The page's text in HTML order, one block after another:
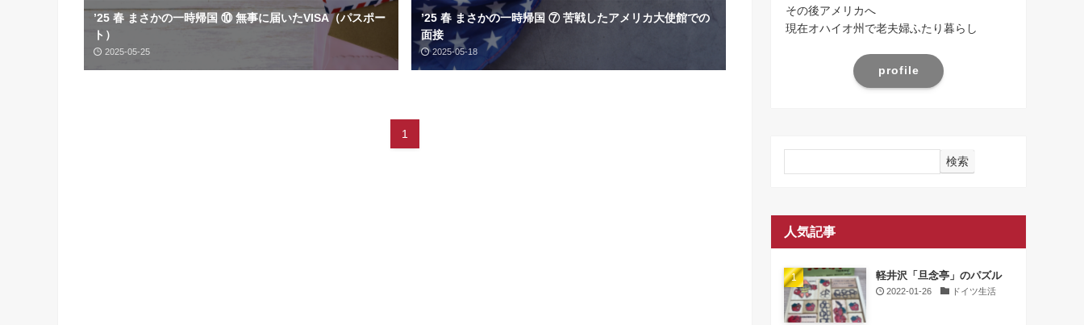
’25 春 まさかの一時帰国 ⑩ 無事に届いたVISA（パスポー
ト）
2025-05-25
’25 春 まさかの一時帰国 ⑦ 苦戦したアメリカ大使館での
面接
2025-05-18
1
その後アメリカへ
現在オハイオ州で老夫婦ふたり暮らし
profile
検索
人気記事
軽井沢「旦念亭」のパズル
2022-01-26 ドイツ生活